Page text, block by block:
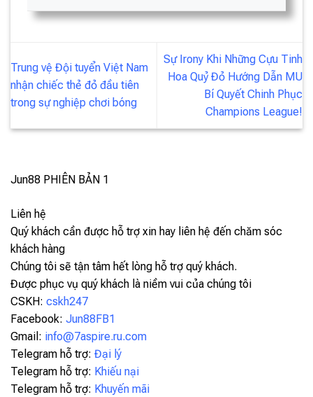
Trung vệ Đội tuyển Việt Nam
nhận chiếc thẻ đỏ đầu tiên
trong sự nghiệp chơi bóng
Sự Irony Khi Những Cựu Tinh
Hoa Quỷ Đỏ Hướng Dẫn MU
Bí Quyết Chinh Phục
Champions League!
Jun88 PHIÊN BẢN 1
Liên hệ
Quý khách cần được hỗ trợ xin hay liên hệ đến chăm sóc
khách hàng
Chúng tôi sẽ tận tâm hết lòng hỗ trợ quý khách.
Được phục vụ quý khách là niềm vui của chúng tôi
CSKH: cskh247
Facebook: Jun88FB1
Gmail: info@7aspire.ru.com
Telegram hỗ trợ: Đại lý
Telegram hỗ trợ: Khiếu nại
Telegram hỗ trợ: Khuyến mãi